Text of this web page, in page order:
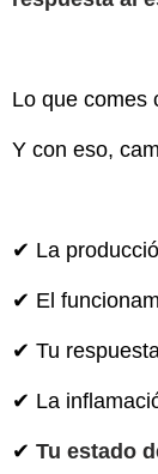
Lo que comes
Y con eso,
✔ La
✔ El
✔ Tu
✔ La
✔ Tu estado